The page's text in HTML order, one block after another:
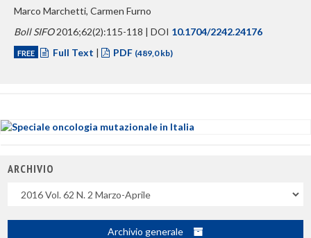
Marco Marchetti, Carmen Furno
Boll SIFO2016;62(2):115-118 | DOI 10.1704/2242.24176
FREE Full Text | PDF (489,0 kb)
ARCHIVIO
Archivio generale